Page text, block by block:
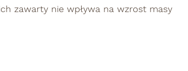
zawarty nie wpływa na wzrost masy